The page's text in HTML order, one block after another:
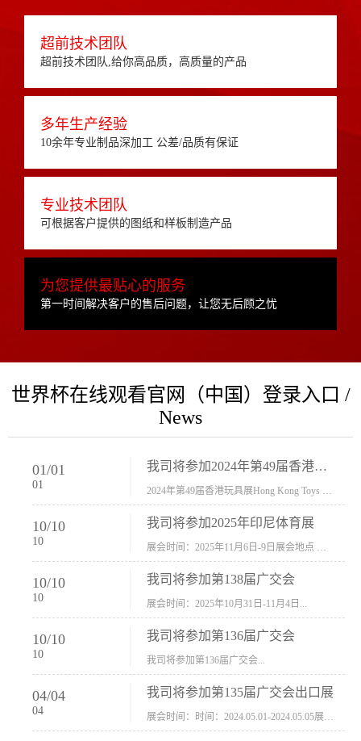
超前技术团队
超前技术团队,给你高品质，高质量的产品
多年生产经验
10余年专业制品深加工 公差/品质有保证
专业技术团队
可根据客户提供的图纸和样板制造产品
为您提供最贴心的服务
第一时间解决客户的售后问题，让您无后顾之忧
世界杯在线观看官网（中国）登录入口 /
News
01/01
01
我司将参加2024年第49届香港玩具展Hong Kong Toys & Games Fair 欢迎新···
10/10
10
我司将参加2025年印尼体育展
10/10
10
我司将参加第138届广交会
展会时间：2025年10月31日-11月4日...
10/10
10
我司将参加第136届广交会
我司将参加第136届广交会...
04/04
04
我司将参加第135届广交会出口展
展会时间：时间：2024.05.01-2024.05.05展会地址：中国进出口商品交易会展馆福建康莱宝公司展位号12.1G37-38、H11-12，浙江康莱宝展位号17.1B23-24、C19-20...